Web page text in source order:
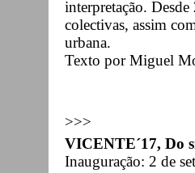
interpretação.
colectivas, assim
urbana.
Texto por Miguel
>>>
VICENTE´17, Do
Inauguração: 2 de